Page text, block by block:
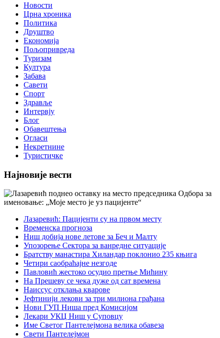
Новости
Црна хроника
Политика
Друштво
Економија
Пољопривреда
Туризам
Култура
Забава
Савети
Спорт
Здравље
Интервју
Блог
Обавештења
Огласи
Некретнине
Туристичке
Најновије вести
Лазаревић: Пацијенти су на првом месту
Временска прогноза
Ниш добија нове летове за Беч и Малту
Упозорење Сектора за ванредне ситуације
Братству манастира Хиландар поклонио 235 књига
Четири саобраћајне незгоде
Павловић жестоко осудио претње Мићину
На Прешеву се чека дуже од сат времена
Наиссус отклања кварове
Јефтинији лекови за три милиона грађана
Нови ГУП Ниша пред Комисијом
Лекари УКЦ Ниш у Суповцу
Име Светог Пантелејмона велика обавеза
Свети Пантелејмон